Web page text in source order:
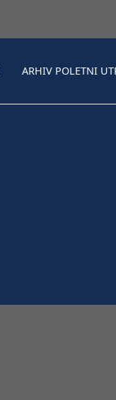
ARHIV POLETNI